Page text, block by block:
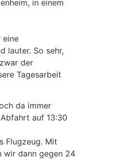
in einem
eine
lauter. So sehr,
der
Tagesarbeit
da immer
auf 13:30
Flugzeug. Mit
wir dann gegen 24